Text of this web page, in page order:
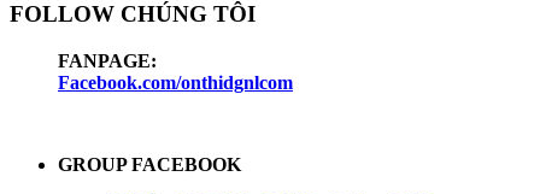
FOLLOW CHÚNG TÔI
FANPAGE:
Facebook.com/onthidgnlcom
GROUP FACEBOOK